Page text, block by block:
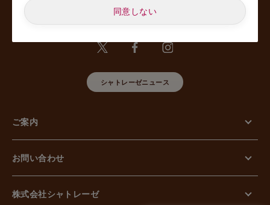
5. 個人情報の安全管理のために講じた措置について
当社は外的環境を把握した上で個人情報の安全管理のため
に以下の措置をしております。
組織体制の整備、個人情報の取扱いに係る規律に従った運
用、個人情報の取扱い状況を確認する手段の整備、漏えい
等事案に対応する体制の整備、取扱い状況の把握及び安全
【人的安全管理措置】
期的な教育等を行っております。また、個人情報の秘密保
【物理的安全管理措置】
止、個人情報の削除及び機器、電子媒体等の廃棄に関し
て、必要な措置を講じています。
同意しない
シャトレーゼニュース
ご案内
お問い合わせ
株式会社シャトレーゼ